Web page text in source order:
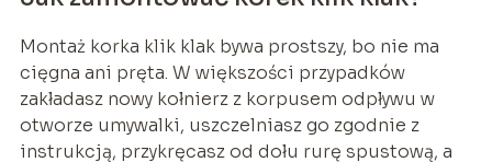
Montaż korka klik klak bywa prostszy, bo nie ma
cięgna ani pręta. W większości przypadków
zakładasz nowy kołnierz z korpusem odpływu w
otworze umywalki, uszczelniasz go zgodnie z
instrukcją, przykręcasz od dołu rurę spustową, a